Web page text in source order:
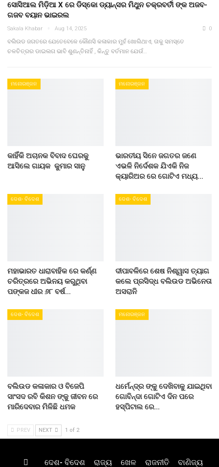
ସୋସିଆଲ ମିଡ଼ିଆ X ରେ ଡିସ୍କୋ ଡ୍ୟାନ୍ସର ମିଥୁନ ଚକ୍ରବର୍ତୀ ଙ୍କ ଅଜବ-
ଗଜବ ବୟାନ ଭାଇରଲ
Sakala Khabar Aug 14, 2025 0
ବଲିଉଡ ଜଗତରେ ଯେତେବେଳେ କୌଣସି କଳାକାର ମୁହଁ ଖୋଲିଥାଏ, ତାକୁ ସମସ୍ତେ
ଚଳଚିତ୍ରର ଡାଇଲଗ ଭାବି ଶୁଣନ୍ତିନାହିଁ , କିନ୍ତୁ ବର୍ତମାନ ଯେଉଁ…
ମନୋରଞ୍ଜନ
କାହିଁକି ଅଚାନକ ବିବାଦ ଘେରକୁ
ଆସିଲେ ଗାୟକ କୁମାର ସାନୁ
ମନୋରଞ୍ଜନ
ଭାରତୀୟ ସିନେ ଜଗତର ଜଣେ
ଏଭଳି ନିର୍ଦେଶକ ଯିଏକି ନିଜ
କ୍ୟାରିଅର ରେ ଗୋଟିଏ ମଧ୍ୟ…
ଦେଶ- ବିଦେଶ
ମହାଭାରତ ଧାରାବାହିକ ରେ କର୍ଣ୍ଣ
ଚରିତ୍ରରେ ଅଭିନୟ କରୁଥିବା
ପଙ୍କଜ ଧୀର ୬୮ ବର୍ଷ…
ଦେଶ- ବିଦେଶ
ଦୀପାବଳିରେ ଶେଷ ନିଶ୍ୱାସ ତ୍ୟାଗ
କଲେ ପ୍ରସିଦ୍ଧ ବଲିଉଡ ଅଭିନେତା
ଅସରାନି
ଦେଶ- ବିଦେଶ
ବଲିଉଡ କଳାକାର ଓ ବିଜେପି
ସାଂସଦ ରବି କିଶନ ଙ୍କୁ ଜୀବନ ରେ
ମାରିଦେବାର ମିଳିଛି ଧମକ
ମନୋରଞ୍ଜନ
ଧର୍ମେନ୍ଦ୍ର ଙ୍କୁ ଦେଖିବାକୁ ଯାଇଥିବା
ଗୋବିନ୍ଦା ଗୋଟିଏ ଦିନ ପରେ
ହସ୍ପିଟାଲ ରେ…
PREV NEXT 1 of 2
ଦେଶ- ବିଦେଶ ରାଜ୍ୟ ଖେଳ ରାଜନୀତି ବାଣିଜ୍ୟ